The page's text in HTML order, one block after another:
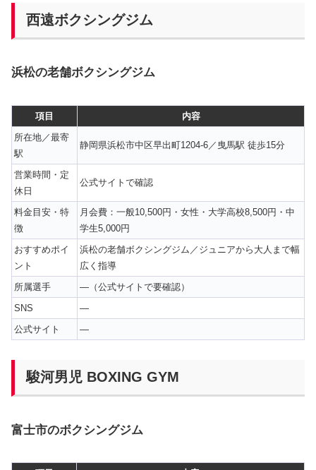
西遠ボクシングジム
浜松の老舗ボクシングジム
項目
内容
所在地／最寄
駅
静岡県浜松市中区早出町1204-6／曳馬駅 徒歩15分
営業時間・定
休日
公式サイトで確認
料金目安・特
徴
月会費：一般10,500円・女性・大学高校8,500円・中
学生5,000円
おすすめポイ
ント
浜松の老舗ボクシングジム／ジュニアから大人まで幅
広く指導
所属選手
—（公式サイトで要確認）
SNS
—
公式サイト
—
駿河男児 BOXING GYM
富士市のボクシングジム